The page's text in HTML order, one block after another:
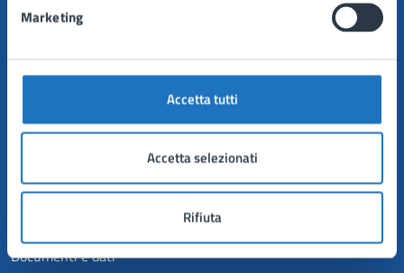
Marketing
Accetta tutti
Accetta selezionati
Rifiuta
Organi di governo
Enti e fondazioni
Documenti e dati